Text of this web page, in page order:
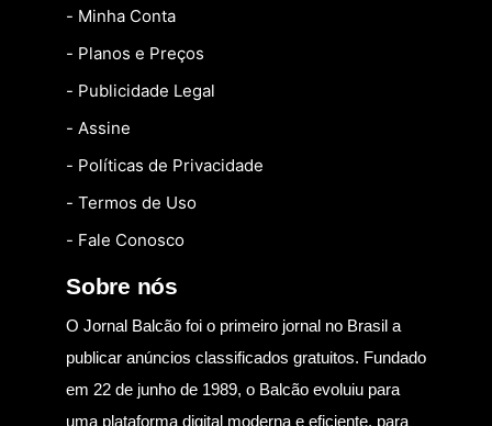
- Minha Conta
- Planos e Preços
- Publicidade Legal
- Assine
- Políticas de Privacidade
- Termos de Uso
- Fale Conosco
Sobre nós
O Jornal Balcão foi o primeiro jornal no Brasil a
publicar anúncios classificados gratuitos. Fundado
em 22 de junho de 1989, o Balcão evoluiu para
uma plataforma digital moderna e eficiente, para